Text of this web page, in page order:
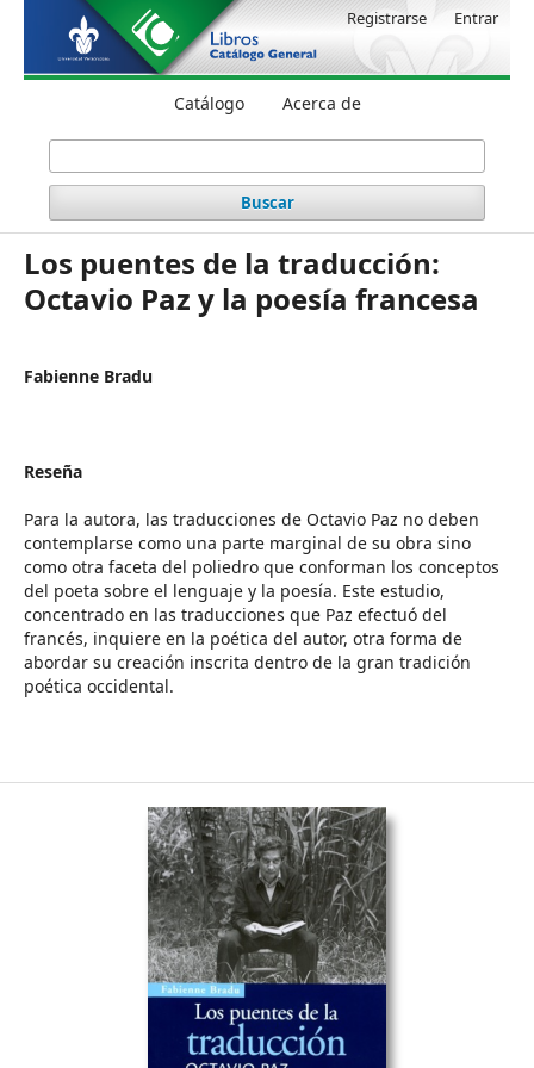
Catálogo Acerca de
Buscar
Registrarse Entrar
Los puentes de la traducción:
Octavio Paz y la poesía francesa
Fabienne Bradu
Reseña
Para la autora, las traducciones de Octavio Paz no deben
contemplarse como una parte marginal de su obra sino
como otra faceta del poliedro que conforman los conceptos
del poeta sobre el lenguaje y la poesía. Este estudio,
concentrado en las traducciones que Paz efectuó del
francés, inquiere en la poética del autor, otra forma de
abordar su creación inscrita dentro de la gran tradición
poética occidental.